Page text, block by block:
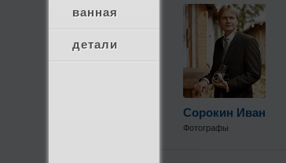
ванная
детали
Сорокин Иван
Фотографы